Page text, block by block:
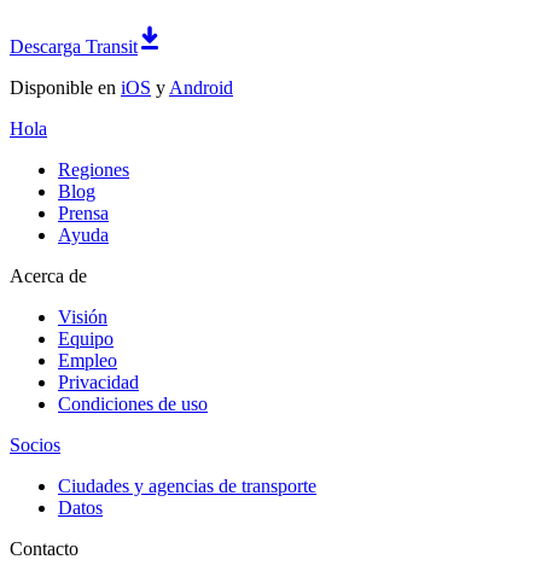
Descarga Transit
Disponible en iOS y Android
Hola
Regiones
Blog
Prensa
Ayuda
Acerca de
Visión
Equipo
Empleo
Privacidad
Condiciones de uso
Socios
Ciudades y agencias de transporte
Datos
Contacto